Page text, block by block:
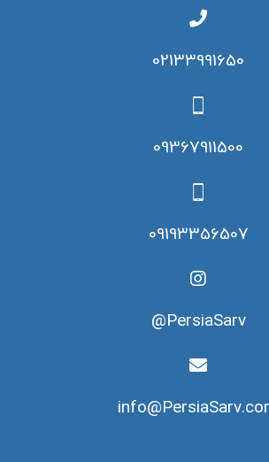
02133991650
09367911500
09193356507
PersiaSarv@